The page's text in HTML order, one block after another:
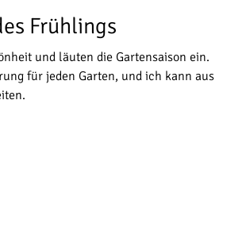
Frühlings
und läuten die Gartensaison ein.
für jeden Garten, und ich kann aus